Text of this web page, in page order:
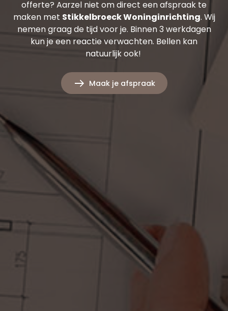
offerte? Aarzel niet om direct een afspraak te
maken met Stikkelbroeck Woninginrichting. Wij
nemen graag de tijd voor je. Binnen 3 werkdagen
kun je een reactie verwachten. Bellen kan
natuurlijk ook!
Maak je afspraak